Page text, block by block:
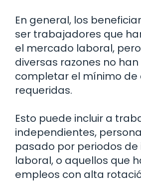
En general, los
ser trabajadores que
el mercado laboral,
diversas razones no
completar el mínimo de
requeridas.
Esto puede incluir a
independientes,
pasado por periodos
laboral, o aquellos que
empleos con alta